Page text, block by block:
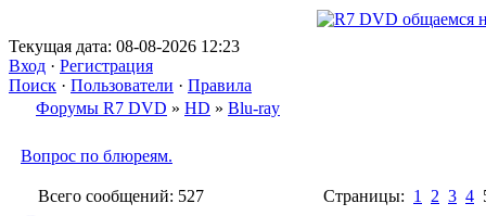
Текущая дата: 08-08-2026 12:23
Вход · Регистрация
Поиск · Пользователи · Правила
Форумы R7 DVD » HD » Blu-ray
Вопрос по блюреям.
Всего сообщений: 527 Страницы: 1 2 3 4